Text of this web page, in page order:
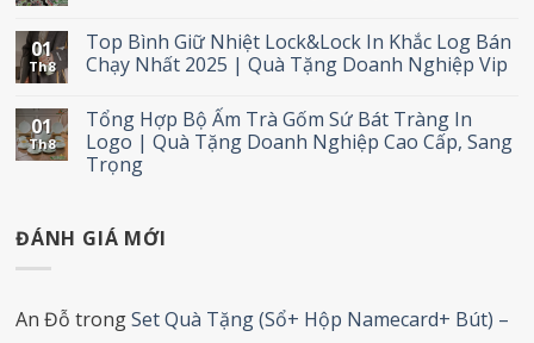
01
Th8
Top Bình Giữ Nhiệt Lock&Lock In Khắc Log Bán
Chạy Nhất 2025 | Quà Tặng Doanh Nghiệp Vip
01
Th8
Tổng Hợp Bộ Ấm Trà Gốm Sứ Bát Tràng In
Logo | Quà Tặng Doanh Nghiệp Cao Cấp, Sang
Trọng
ĐÁNH GIÁ MỚI
An Đỗ trongSet Quà Tặng (Sổ+ Hộp Namecard+ Bút) –